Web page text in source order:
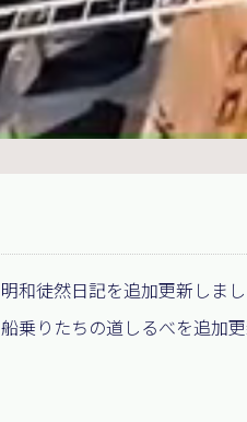
明和徒然日記を追加更新しまし
船乗りたちの道しるべを追加更